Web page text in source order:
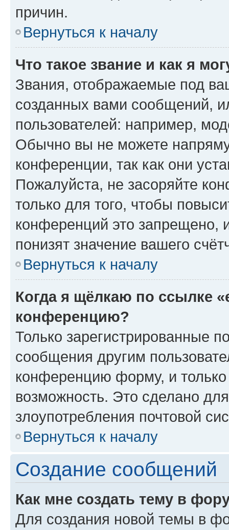
причин.
Вернуться к началу
Что такое звание и как я
Звания, отображаемые под
созданных вами сообщений,
пользователей: например,
Обычно вы не можете
конференции, так как они
Пожалуйста, не засоряйте
только для того, чтобы
конференций это запрещено,
понизят значение вашего
Вернуться к началу
Когда я щёлкаю по ссылке
конференцию?
Только зарегистрированные
сообщения другим
конференцию форму, и
возможность. Это сделано
злоупотребления почтовой
Вернуться к началу
Создание сообщений
Как мне создать тему в
Для создания новой темы в